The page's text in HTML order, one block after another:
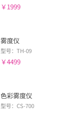
￥1999
雾度仪
型号：TH-09
￥4499
色彩雾度仪
型号：CS-700